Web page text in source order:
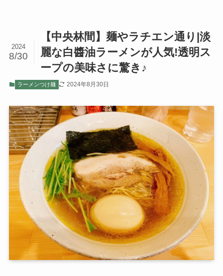
【中央林間】麺やラチエン通り|淡
麗な白醬油ラーメンが人気!透明ス
ープの美味さに驚き♪
2024
8/30
ラーメンつけ麺 2024年8月30日